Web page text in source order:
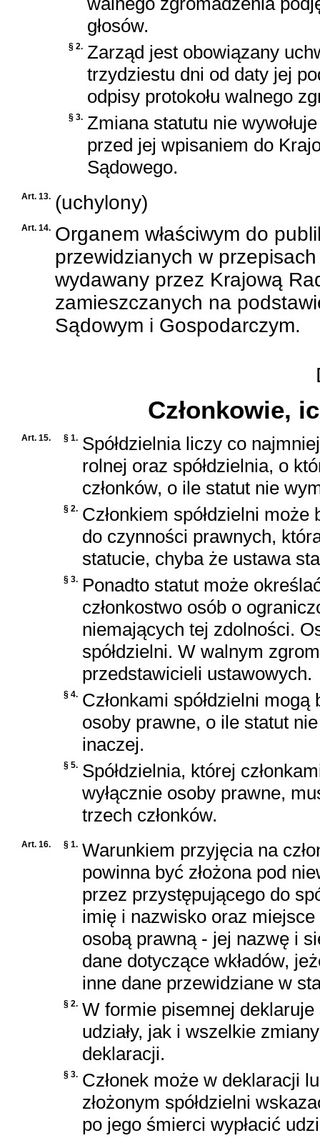
głosów.
§ 2. Zarząd jest obowiązany
trzydziestu dni od daty jej
odpisy protokołu walnego
§ 3. Zmiana statutu nie
przed jej wpisaniem do
Sądowego.
Art. 13. (uchylony)
Art. 14. Organem właściwym do
przewidzianych w przepisach
wydawany przez Krajową
zamieszczanych na
Sądowym i Gospodarczym.
Członkowie,
Art. 15. § 1. Spółdzielnia liczy co
rolnej oraz spółdzielnia, o
członków, o ile statut nie
§ 2. Członkiem spółdzielni
do czynności prawnych,
statucie, chyba że ustawa
§ 3. Ponadto statut może
członkostwo osób o
niemających tej zdolności.
spółdzielni. W walnym
przedstawicieli ustawowych.
§ 4. Członkami spółdzielni mogą
osoby prawne, o ile statut
inaczej.
§ 5. Spółdzielnia, której
wyłącznie osoby prawne,
trzech członków.
Art. 16. § 1. Warunkiem przyjęcia na
powinna być złożona pod
przez przystępującego do
imię i nazwisko oraz
osobą prawną - jej nazwę i
dane dotyczące wkładów,
inne dane przewidziane w
§ 2. W formie pisemnej
udziały, jak i wszelkie
deklaracji.
§ 3. Członek może w deklaracji
złożonym spółdzielni
po jego śmierci wypłacić